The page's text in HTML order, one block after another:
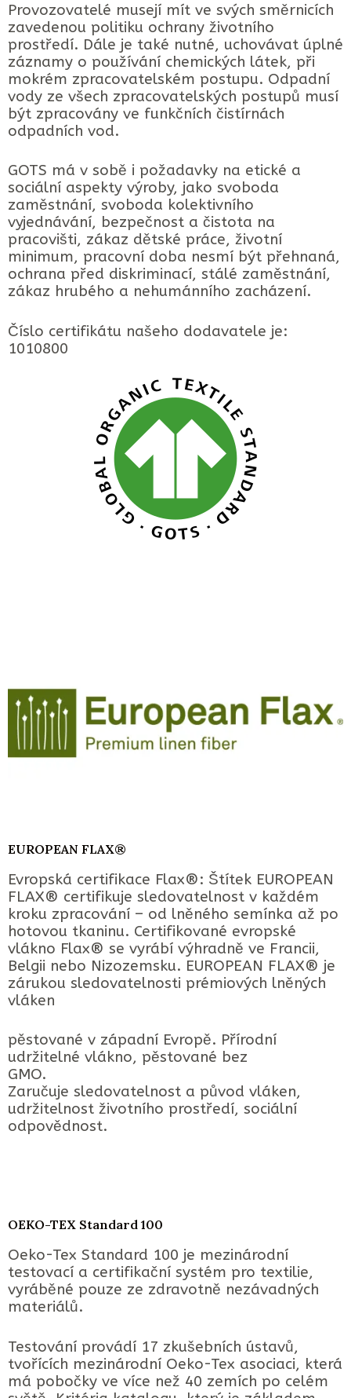
Provozovatelé musejí mít ve svých směrnicích
zavedenou politiku ochrany životního
prostředí. Dále je také nutné, uchovávat úplné
záznamy o používání chemických látek, při
mokrém zpracovatelském postupu. Odpadní
vody ze všech zpracovatelských postupů musí
být zpracovány ve funkčních čistírnách
odpadních vod.
GOTS má v sobě i požadavky na etické a
sociální aspekty výroby, jako svoboda
zaměstnání, svoboda kolektivního
vyjednávání, bezpečnost a čistota na
pracovišti, zákaz dětské práce, životní
minimum, pracovní doba nesmí být přehnaná,
ochrana před diskriminací, stálé zaměstnání,
zákaz hrubého a nehumánního zacházení.
Číslo certifikátu našeho dodavatele je:
1010800
EUROPEAN FLAX®
Evropská certifikace Flax®: Štítek EUROPEAN
FLAX® certifikuje sledovatelnost v každém
kroku zpracování – od lněného semínka až po
hotovou tkaninu. Certifikované evropské
vlákno Flax® se vyrábí výhradně ve Francii,
Belgii nebo Nizozemsku. EUROPEAN FLAX® je
zárukou sledovatelnosti prémiových lněných
vláken
pěstované v západní Evropě. Přírodní
udržitelné vlákno, pěstované bez
GMO.
Zaručuje sledovatelnost a původ vláken,
udržitelnost životního prostředí, sociální
odpovědnost.
OEKO-TEX Standard 100
Oeko-Tex Standard 100 je mezinárodní
testovací a certifikační systém pro textilie,
vyráběné pouze ze zdravotně nezávadných
materiálů.
Testování provádí 17 zkušebních ústavů,
tvořících mezinárodní Oeko-Tex asociaci, která
má pobočky ve více než 40 zemích po celém